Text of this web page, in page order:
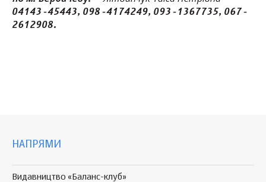
04143-45443, 098-4174249, 093-1367735, 067-
2612908.
НАПРЯМИ
Видавництво «Баланс-клуб»